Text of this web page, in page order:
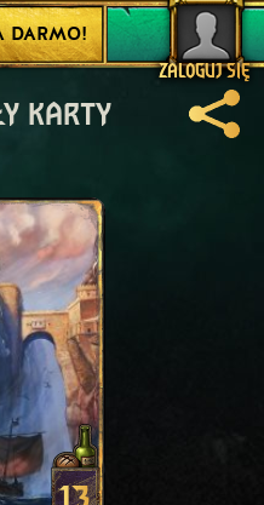
ZALOGUJ SIĘ
DARMO!
karty